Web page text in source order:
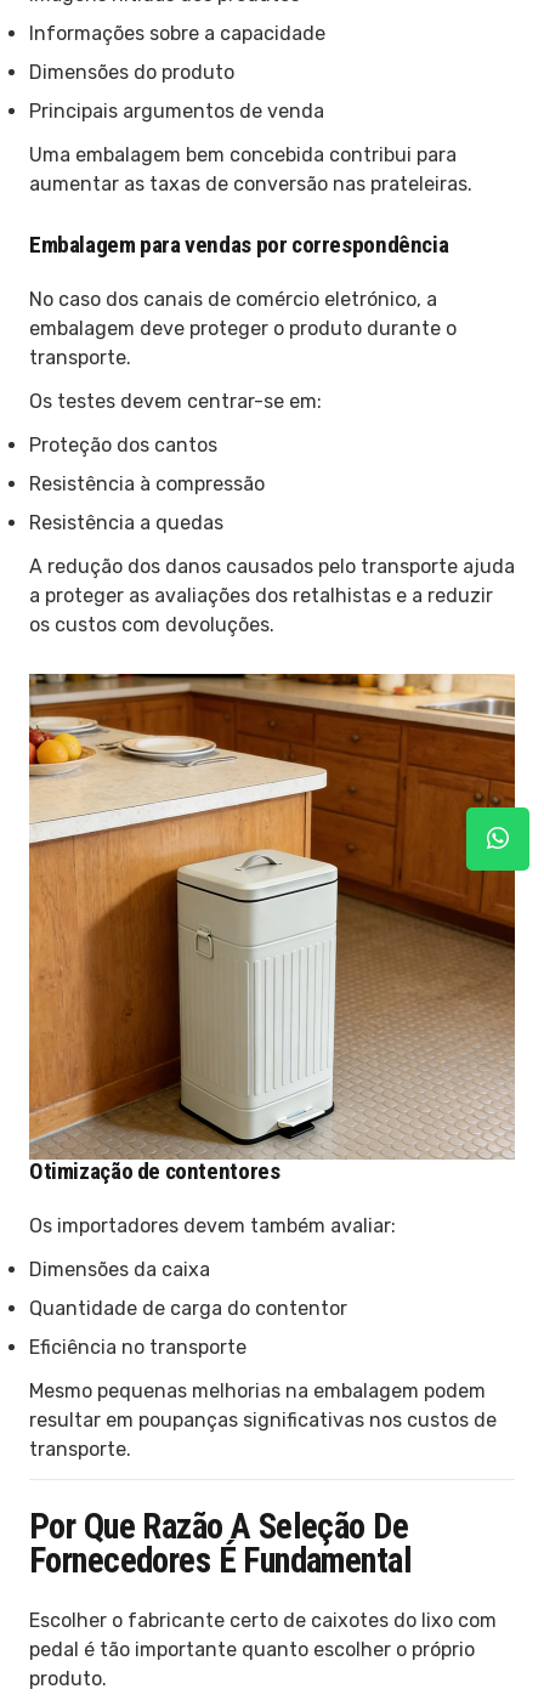
Informações sobre a capacidade
Dimensões do produto
Principais argumentos de venda
Uma embalagem bem concebida contribui para
aumentar as taxas de conversão nas prateleiras.
Embalagem para vendas por correspondência
No caso dos canais de comércio eletrónico, a
embalagem deve proteger o produto durante o
transporte.
Os testes devem centrar-se em:
Proteção dos cantos
Resistência à compressão
Resistência a quedas
A redução dos danos causados pelo transporte ajuda
a proteger as avaliações dos retalhistas e a reduzir
os custos com devoluções.
Otimização de contentores
Os importadores devem também avaliar:
Dimensões da caixa
Quantidade de carga do contentor
Eficiência no transporte
Mesmo pequenas melhorias na embalagem podem
resultar em poupanças significativas nos custos de
transporte.
Por Que Razão A Seleção De
Fornecedores É Fundamental
Escolher o fabricante certo de caixotes do lixo com
pedal é tão importante quanto escolher o próprio
produto.